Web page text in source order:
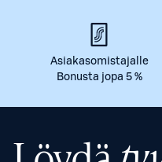
Asiakasomistajalle
Bonusta jopa 5 %